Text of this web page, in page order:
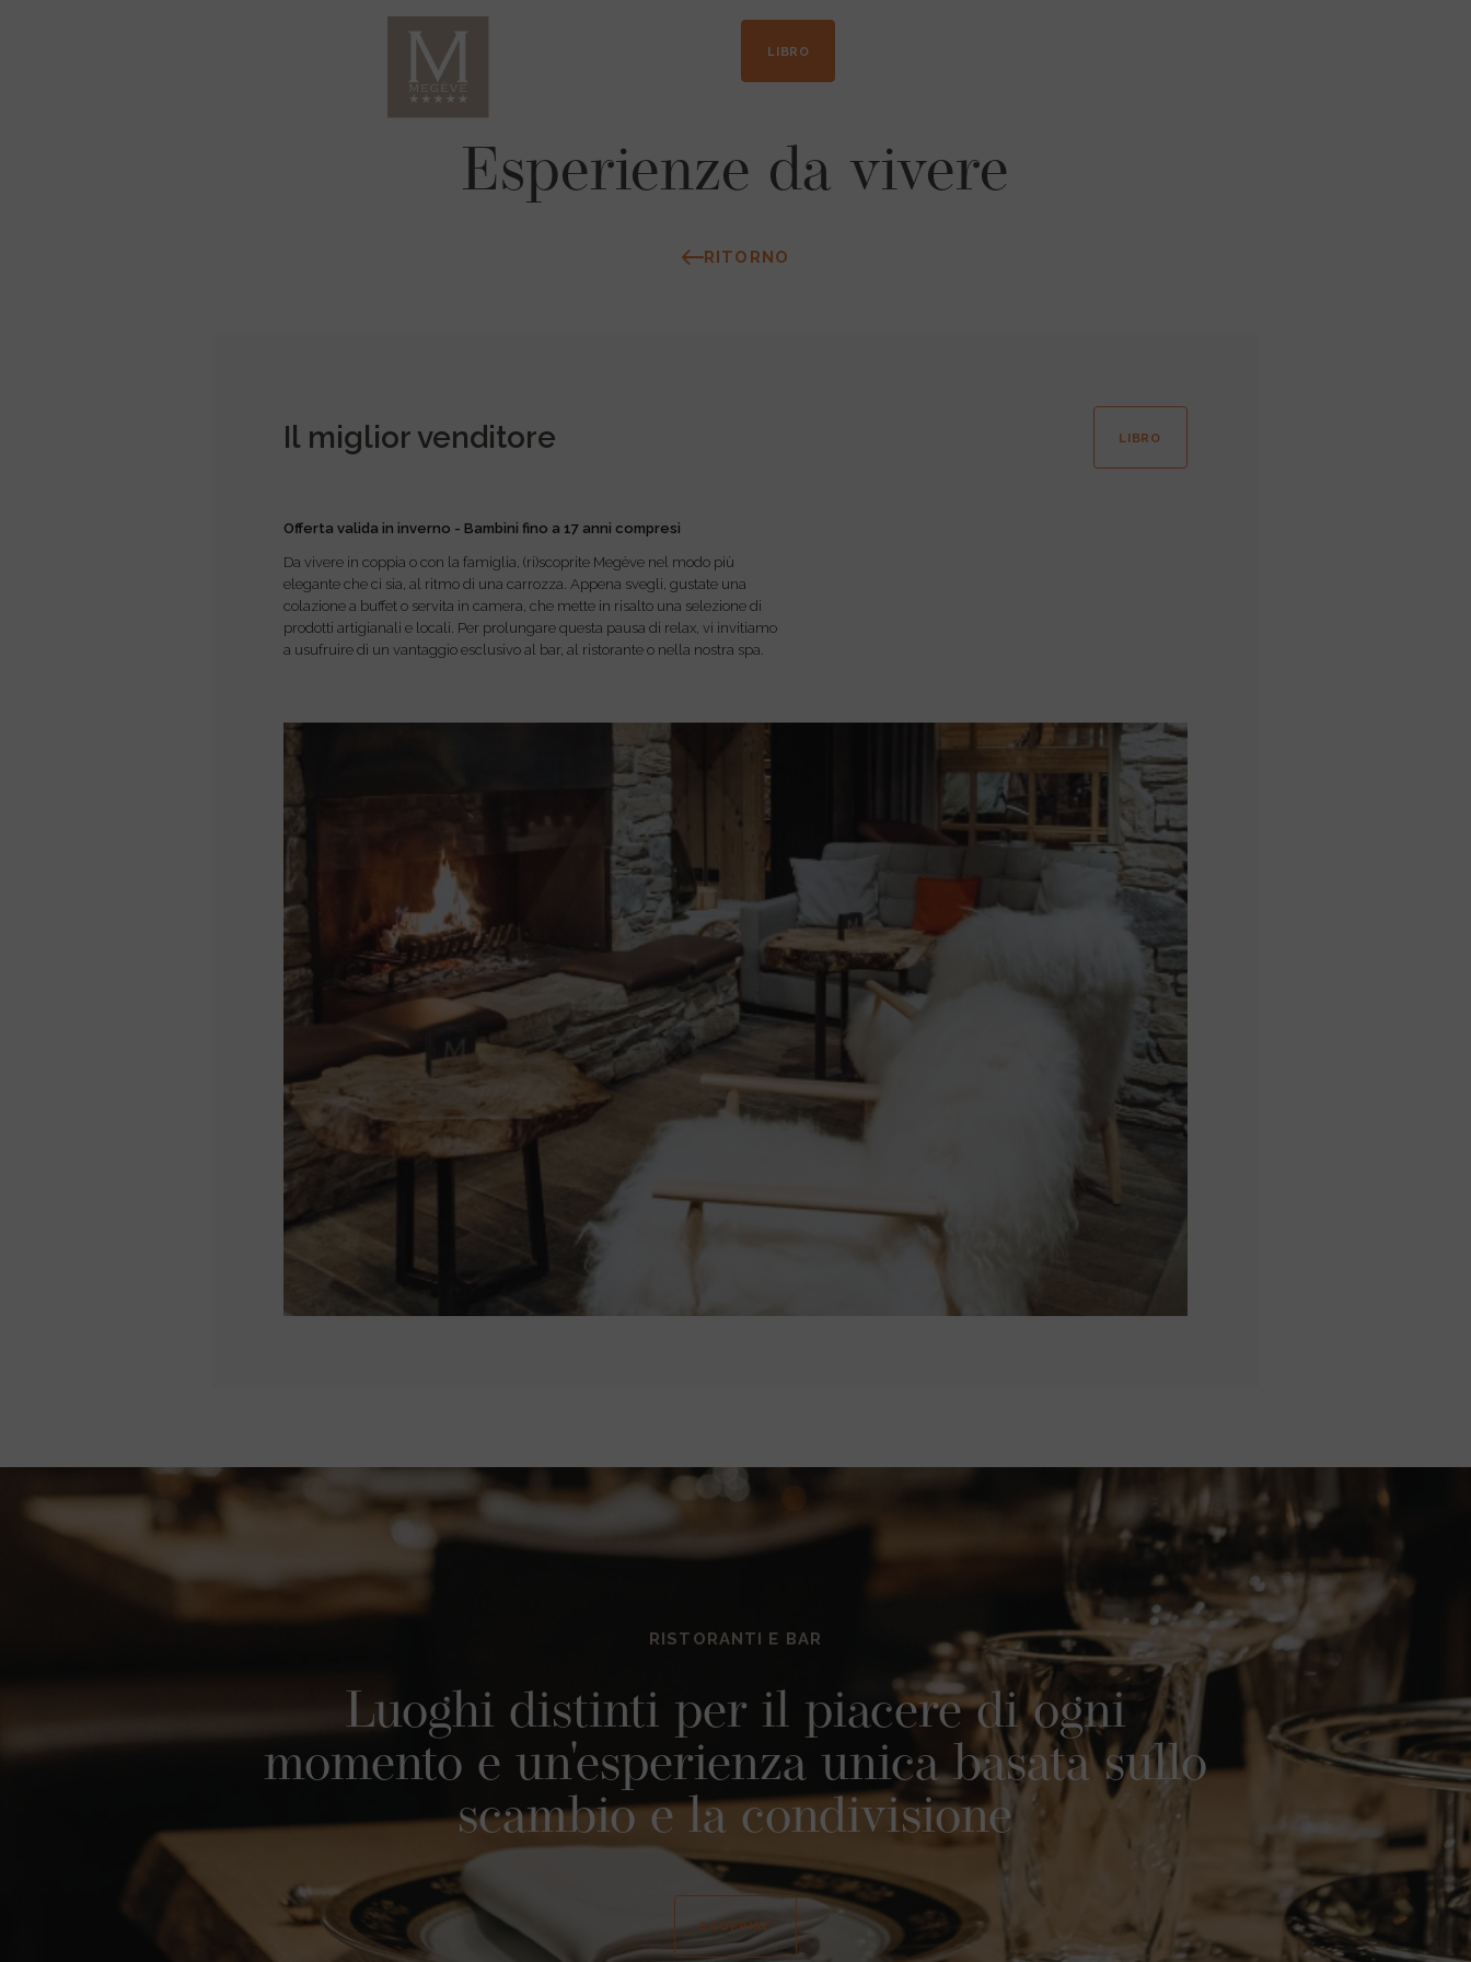
LIBRO
Esperienze da vivere
RITORNO
Il miglior venditore LIBRO
Offerta valida in inverno - Bambini fino a 17 anni compresi
Da vivere in coppia o con la famiglia, (ri)scoprite Megève nel modo più
elegante che ci sia, al ritmo di una carrozza. Appena svegli, gustate una
colazione a buffet o servita in camera, che mette in risalto una selezione di
prodotti artigianali e locali. Per prolungare questa pausa di relax, vi invitiamo
a usufruire di un vantaggio esclusivo al bar, al ristorante o nella nostra spa.
RISTORANTI E BAR
Luoghi distinti per il piacere di ogni
momento e un'esperienza unica basata sullo
scambio e la condivisione
SCOPRIRE